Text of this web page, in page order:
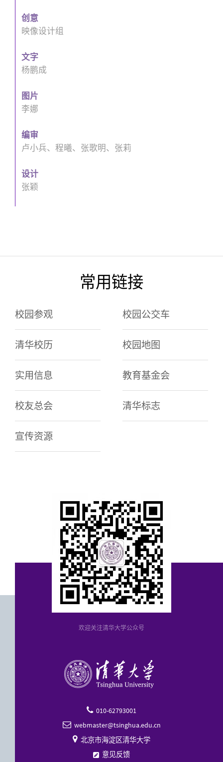
创意
映像设计组
文字
杨鹏成
图片
李娜
编审
卢小兵、程曦、张歌明、张莉
设计
张颖
常用链接
校园参观 校园公交车
清华校历 校园地图
实用信息 教育基金会
校友总会 清华标志
宣传资源
欢迎关注清华大学公众号
 010-62793001
 webmaster@tsinghua.edu.cn
 北京市海淀区清华大学
意见反馈